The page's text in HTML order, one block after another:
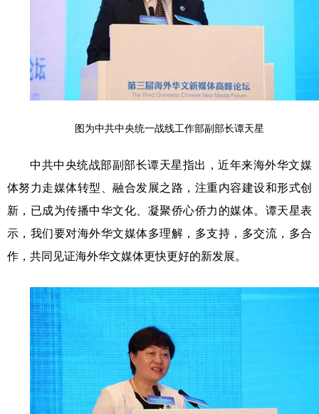
图为中共中央统一战线工作部副部长谭天星
中共中央统战部副部长谭天星指出，近年来海外华文媒
体努力走媒体转型、融合发展之路，注重内容建设和形式创
新，已成为传播中华文化、凝聚侨心侨力的媒体。谭天星表
示，我们要对海外华文媒体多理解，多支持，多交流，多合
作，共同见证海外华文媒体更快更好的新发展。